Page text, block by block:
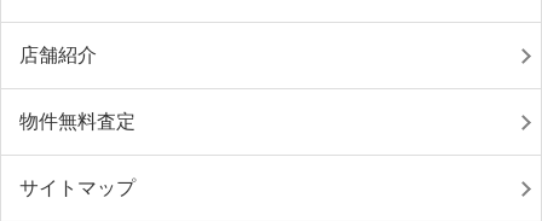
店舗紹介
物件無料査定
サイトマップ